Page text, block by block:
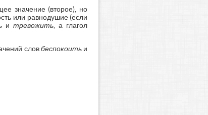
значение (второе), но
или равнодушие (если
и тревожить, а глагол
словбеспокоитьи